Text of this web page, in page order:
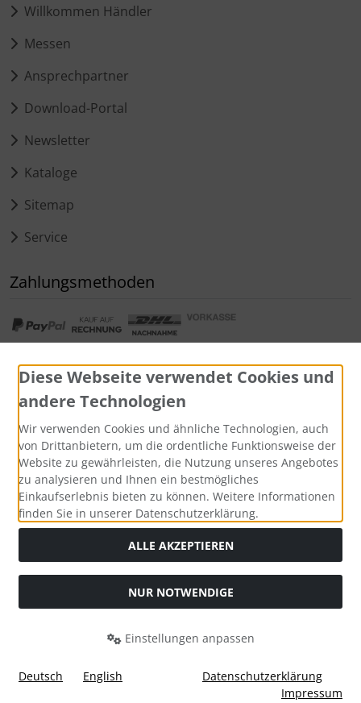
Willkommen Händler
Messen
Ansprechpartner
Download-Portal
Newsletter
Kataloge
Sitemap
Service
Zahlungsmethoden
Alle Preise inkl. gesetzl. MwSt. zzgl.Versandkosten
durchgestrichenen Preise entsprechen dem bisherigen Preis
Tushita PaperArt GmbH © 2026 | Template © 2026 by Karl
ialla eCommerce Shopsoftware © 2006 -2026
Diese Webseite verwendet Cookies und
andere Technologien
Wir verwenden Cookies und ähnliche Technologien, auch
von Drittanbietern, um die ordentliche Funktionsweise der
Website zu gewährleisten, die Nutzung unseres Angebotes
zu analysieren und Ihnen ein bestmögliches
Einkaufserlebnis bieten zu können. Weitere Informationen
finden Sie in unserer Datenschutzerklärung.
ALLE AKZEPTIEREN
NUR NOTWENDIGE
Einstellungen anpassen
Deutsch English
Datenschutzerklärung
Impressum